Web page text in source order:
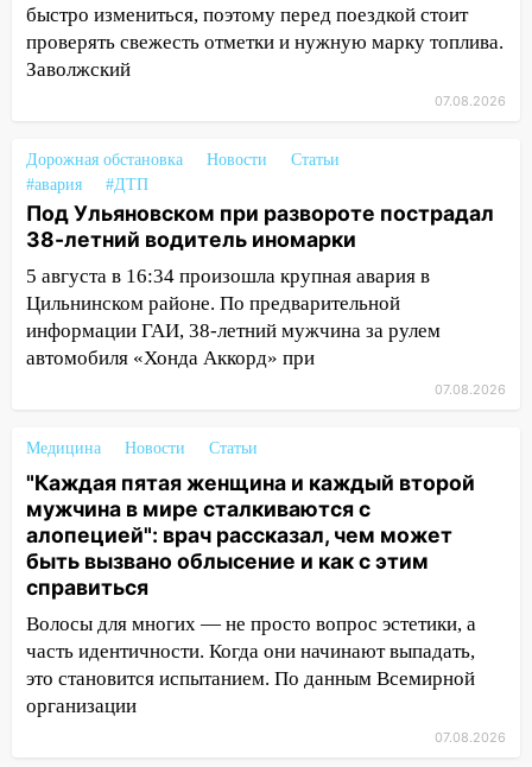
12:31 Ульяновец хотел купить иномарку
из Европы и потерял 760 тысяч рублей
12:00
Где есть бензин в Ульяновске 7
августа: список АЗС
11:50
Заснул рядом с ребёнком и
случайно задушил его: суд вынес
приговор
11:38 В Ленинском районе пожар
полностью уничтожил дачный дом и
11:38
В Госдуме предложили отменить
ЕГЭ с 2027 года
11:25 В Ульяновске ИИ будет выявлять
нарушителей на контейнерных
площадках
11:20 Ульяновская шахматистка
Валерия Клейменова выиграла два
золота в составе сборной мира
11:16 В Ульяновске открыли памятную
доску декабристу Кондратию Рылееву
быстро измениться, поэтому перед поездкой стоит
проверять свежесть отметки и нужную марку топлива.
Заволжский
07.08.2026
Дорожная обстановка Новости
Статьи
#авария
#ДТП
Под Ульяновском при развороте пострадал
38-летний водитель иномарки
5 августа в 16:34 произошла крупная авария в
Цильнинском районе. По предварительной
информации ГАИ, 38-летний мужчина за рулем
автомобиля «Хонда Аккорд» при
07.08.2026
Медицина Новости Статьи
"Каждая пятая женщина и каждый второй
мужчина в мире сталкиваются с
алопецией": врач рассказал, чем может
быть вызвано облысение и как с этим
справиться
Волосы для многих — не просто вопрос эстетики, а
часть идентичности. Когда они начинают выпадать,
это становится испытанием. По данным Всемирной
организации
07.08.2026